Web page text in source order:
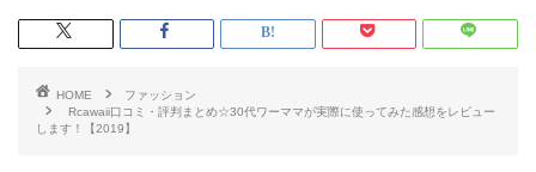
HOME
ファッション
Rcawaii口コミ・評判まとめ☆30代ワーママが実際に使ってみた感想をレビュー
します！【2019】